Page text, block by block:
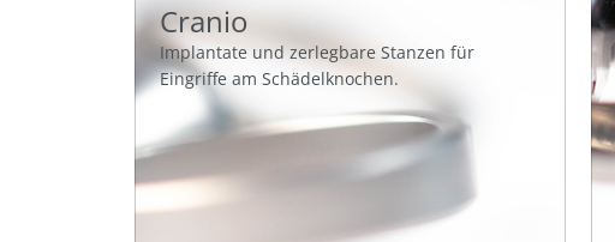
Cranio
Implantate und zerlegbare Stanzen für
Eingriffe am Schädelknochen.